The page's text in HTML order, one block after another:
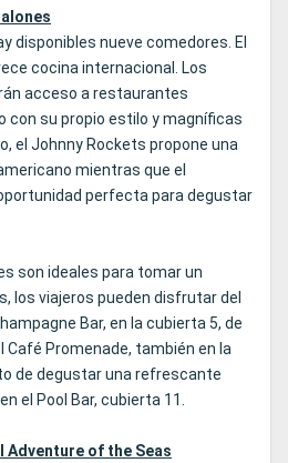
disponibles nueve comedores. El
cocina internacional. Los
acceso a restaurantes
con su propio estilo y magníficas
el Johnny Rockets propone una
mientras que el
perfecta para degustar
son ideales para tomar un
los viajeros pueden disfrutar del
Bar, en la cubierta 5, de
Café Promenade, también en la
de degustar una refrescante
el Pool Bar, cubierta 11.
of the Seas